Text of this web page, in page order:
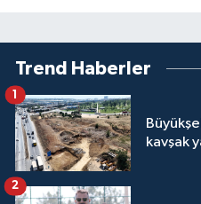
Trend Haberler
kavşak
1
2